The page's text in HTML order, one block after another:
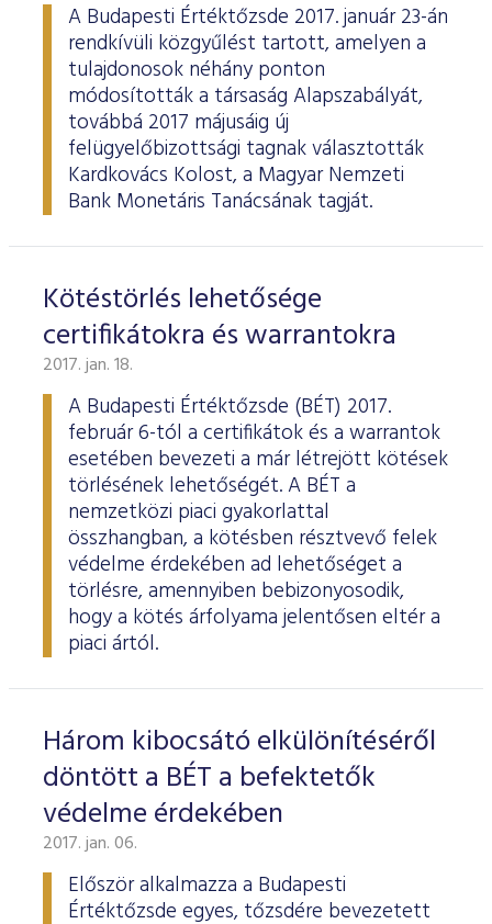
A Budapesti Értéktőzsde 2017. január 23-án
rendkívüli közgyűlést tartott, amelyen a
tulajdonosok néhány ponton
módosították a társaság Alapszabályát,
továbbá 2017 májusáig új
felügyelőbizottsági tagnak választották
Kardkovács Kolost, a Magyar Nemzeti
Bank Monetáris Tanácsának tagját.
Kötéstörlés lehetősége
certifikátokra és warrantokra
2017. jan. 18.
A Budapesti Értéktőzsde (BÉT) 2017.
február 6-tól a certifikátok és a warrantok
esetében bevezeti a már létrejött kötések
törlésének lehetőségét. A BÉT a
nemzetközi piaci gyakorlattal
összhangban, a kötésben résztvevő felek
védelme érdekében ad lehetőséget a
törlésre, amennyiben bebizonyosodik,
hogy a kötés árfolyama jelentősen eltér a
piaci ártól.
Három kibocsátó elkülönítéséről
döntött a BÉT a befektetők
védelme érdekében
2017. jan. 06.
Először alkalmazza a Budapesti
Értéktőzsde egyes, tőzsdére bevezetett